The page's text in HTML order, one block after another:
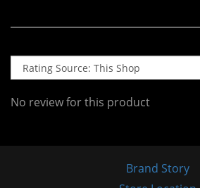
No review for this product
Brand Story